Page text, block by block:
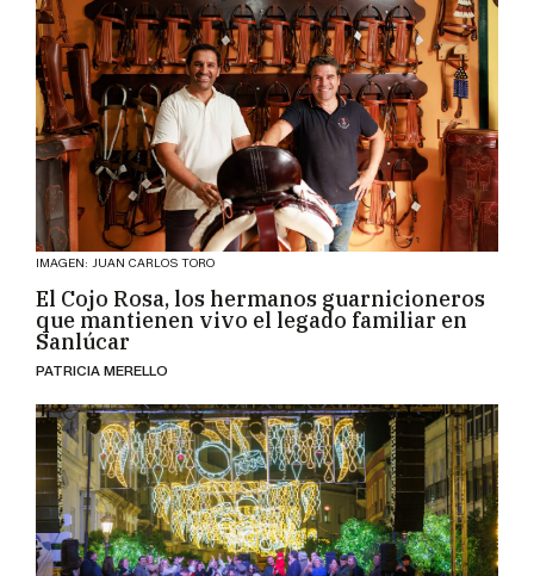
IMAGEN: JUAN CARLOS TORO
El Cojo Rosa, los hermanos guarnicioneros
que mantienen vivo el legado familiar en
Sanlúcar
PATRICIA MERELLO